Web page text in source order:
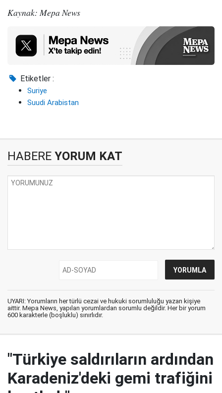
Kaynak: Mepa News
Etiketler :
Suriye
Suudi Arabistan
HABERE YORUM KAT
UYARI: Yorumların her türlü cezai ve hukuki sorumluluğu yazan kişiye
aittir. Mepa News, yapılan yorumlardan sorumlu değildir. Her bir yorum
600 karakterle (boşluklu) sınırlıdır.
"Türkiye saldırıların ardından
Karadeniz'deki gemi trafiğini